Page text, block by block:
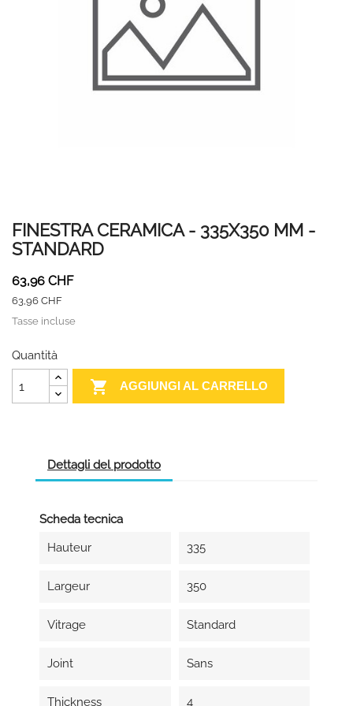
FINESTRA CERAMICA - 335X350 MM -
STANDARD
63,96 CHF
63,96 CHF
Tasse incluse
Quantità
 AGGIUNGI AL CARRELLO
Dettagli del prodotto
Scheda tecnica
Hauteur
335
Largeur 350
Vitrage Standard
Joint Sans
Thickness 4